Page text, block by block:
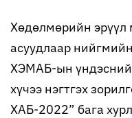
Хөдөлмөрийн
асуудлаар
ХЭМАБ-ын үндэсний
хүчээ нэгтгэх
ХАБ-2022” бага